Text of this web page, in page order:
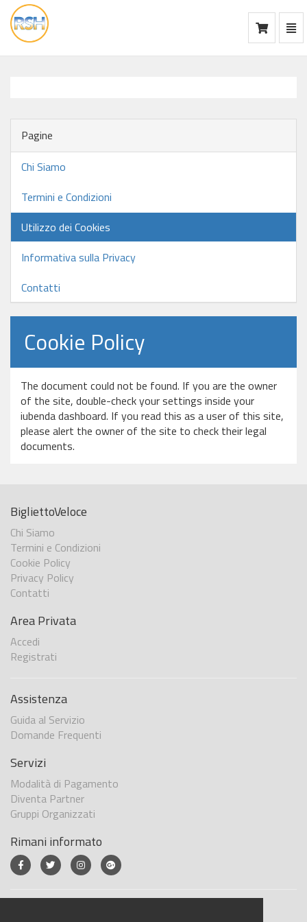
vai
alla
Pagine
Chi Siamo
Termini e Condizioni
Utilizzo dei Cookies
Informativa sulla Privacy
Contatti
Cookie Policy
The document could not be found. If you are the owner
of the site, double-check your settings inside your
iubenda dashboard. If you read this as a user of this site,
please alert the owner of the site to check their legal
documents.
BigliettoVeloce
Chi Siamo
Termini e Condizioni
Cookie Policy
Privacy Policy
Contatti
Area Privata
Accedi
Registrati
Assistenza
Guida al Servizio
Domande Frequenti
Servizi
Modalità di Pagamento
Diventa Partner
Gruppi Organizzati
Rimani informato